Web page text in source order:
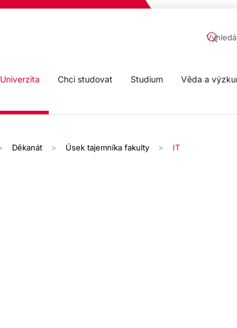
Univerzita Chci studovat Studium Věda a
Děkanát Úsek tajemníka fakulty IT